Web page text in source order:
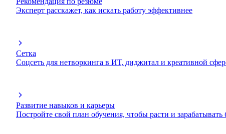
Эксперт расскажет, как искать работу эффективнее
Сетка
Соцсеть для нетворкинга в ИТ, диджитал и креативной
Развитие навыков и карьеры
Постройте свой план обучения, чтобы расти и зарабатывать